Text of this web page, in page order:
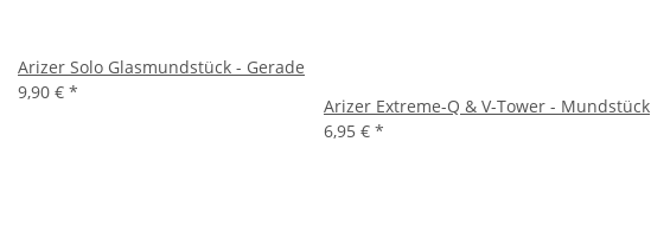
Arizer Solo Glasmundstück - Gerade
9,90 € *
Arizer Extreme-Q & V-Tower - Mundstück
6,95 € *